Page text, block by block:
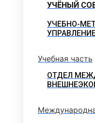
УЧЁНЫЙ
УЧЕБНО-
Учебная часть
ОТДЕЛ